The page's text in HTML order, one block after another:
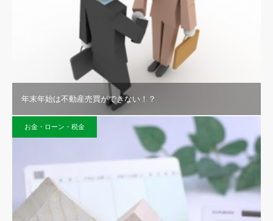
年末年始は不動産売買ができない！？
お金・ローン・税金